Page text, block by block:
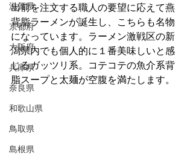
滋賀県
京都府
大阪府
兵庫県
奈良県
和歌山県
鳥取県
島根県
出前を注文する職人の要望に応えて燕
背脂ラーメンが誕生し、こちらも名物
になっています。ラーメン激戦区の新
潟県内でも個人的に１番美味しいと感
じるガッツリ系。コテコテの魚介系背
脂スープと太麺が空腹を満たします。